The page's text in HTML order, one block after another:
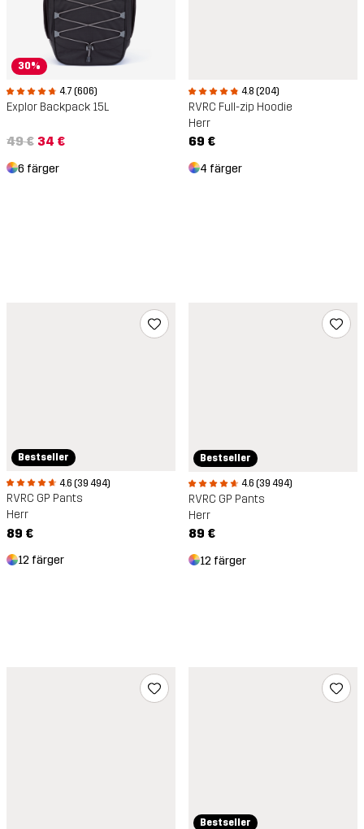
30%
4.7 (606)
Explor Backpack 15L
49 € 34 €
6 färger
4.8 (204)
RVRC Full-zip Hoodie
Herr
69 €
4 färger
Bestseller
4.6 (39 494)
RVRC GP Pants
Herr
89 €
12 färger
Bestseller
4.6 (39 494)
RVRC GP Pants
Herr
89 €
12 färger
Bestseller